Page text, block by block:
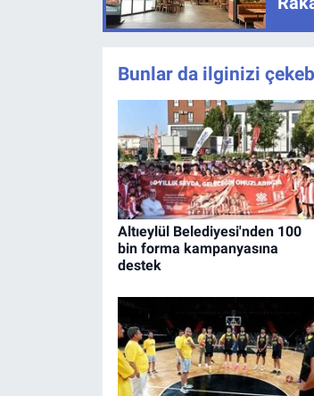
Bunlar da ilginizi
Altıeylül Belediyesi'nden 100
bin forma kampanyasına
destek